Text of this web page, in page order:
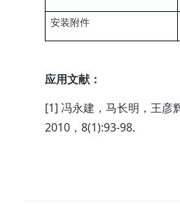
安装附件
应用文献：
[1] 冯永建，马长明，王彦
2010，8(1):93-98.